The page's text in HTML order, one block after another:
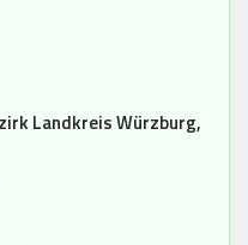
Landkreis Würzburg,